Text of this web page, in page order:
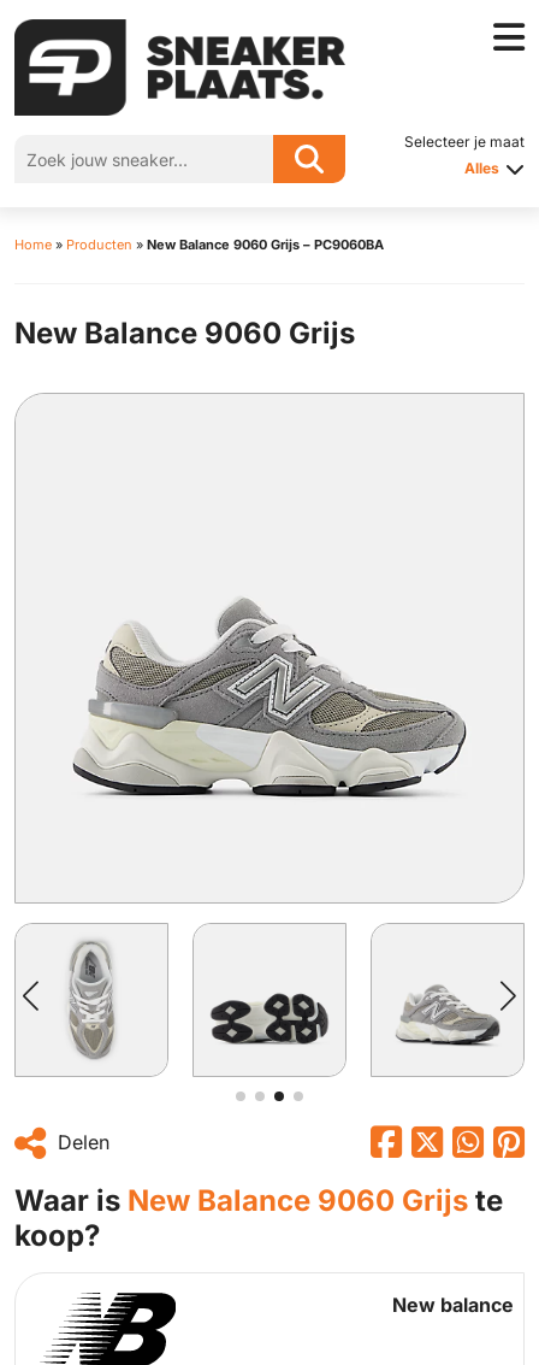
Selecteer je maat
Alles
Home » Producten » New Balance 9060 Grijs – PC9060BA
New Balance 9060 Grijs
Delen
Waar is New Balance 9060 Grijs te
koop?
New balance